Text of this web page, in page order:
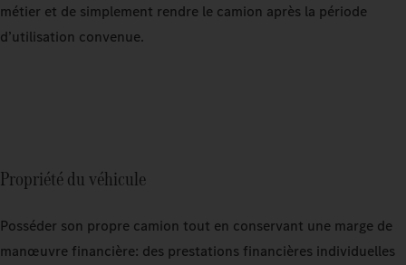
métier et de simplement rendre le camion après la période
d’utilisation convenue.
Propriété du véhicule
Posséder son propre camion tout en conservant une marge de
manœuvre financière: des prestations financières individuelles